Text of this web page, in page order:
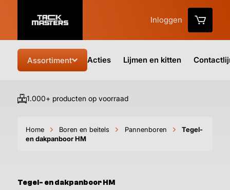
Inloggen
Assortiment Acties Lijmen en kitten
1.000+ producten op voorraad
Home Boren en beitels Pannenboren
Tegel-
en dakpanboor HM
Tegel- en dakpanboor HM